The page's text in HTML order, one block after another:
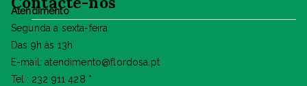
Atendimento
Segunda a sexta-feira
Das 9h às 13h
E-mail: atendimento@flordosa.pt
Tel.: 232 911 428 *